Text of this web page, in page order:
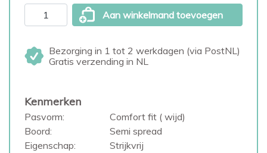
Aan winkelmand toevoegen
Bezorging in 1 tot 2 werkdagen (via PostNL)
Gratis verzending in NL
Kenmerken
Pasvorm:
Comfort fit ( wijd)
Boord:
Semi spread
Eigenschap:
Strijkvrij